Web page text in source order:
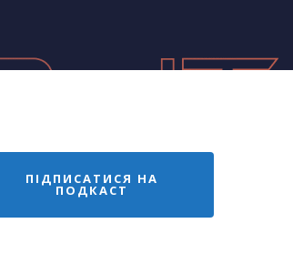
ПІДПИСАТИСЯ НА
ПОДКАСТ